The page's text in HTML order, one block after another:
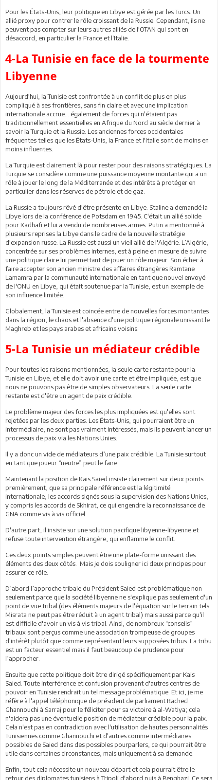
Pour les États-Unis, leur politique en Libye est gérée par les Turcs. Un
allié proxy pour contrer le rôle croissant de la Russie. Cependant, ils ne
peuvent pas compter sur leurs autres alliés de l'OTAN qui sont en
désaccord, en particulier la France et l'Italie.
4-La Tunisie en face de la tourmente
Libyenne
Aujourd'hui, la Tunisie est confrontée à un conflit de plus en plus
compliqué à ses frontières, sans fin claire et avec une implication
internationale accrue… également de forces qui n'étaient pas
traditionnellement essentielles en Afrique du Nord au siècle dernier à
savoir la Turquie et la Russie. Les anciennes forces occidentales
fréquentes telles que les États-Unis, la France et l'Italie sont de moins en
moins influentes.
La Turquie est clairement là pour rester pour des raisons stratégiques. La
Turquie se considère comme une puissance moyenne montante qui a un
rôle à jouer le long de la Méditerranée et des intérêts à protéger en
particulier dans les réserves de pétrole et de gaz.
La Russie a toujours rêvé d'être présente en Libye. Staline a demandé la
Libye lors de la conférence de Potsdam en 1945. C'était un allié solide
pour Kadhafi et lui a vendu de nombreuses armes. Putin a mentionné à
plusieurs reprises la Libye dans le cadre de la nouvelle stratégie
d'expansion russe. La Russie est aussi un vieil allié de l'Algérie. L’Algérie,
concentrée sur ses problèmes internes, est à peine en mesure de suivre
une politique claire lui permettant de jouer un rôle majeur. Son échec à
faire accepter son ancien ministre des affaires étrangères Ramtane
Lamamra par la communauté internationale en tant que nouvel envoyé
de l'ONU en Libye, qui était soutenue par la Tunisie, est un exemple de
son influence limitée.
Globalement, la Tunisie est coincée entre de nouvelles forces montantes
dans la région, le chaos et l'absence d'une politique régionale unissant le
Maghreb et les pays arabes et africains voisins.
5-La Tunisie un médiateur crédible
Pour toutes les raisons mentionnées, la seule carte restante pour la
Tunisie en Libye, et elle doit avoir une carte et être impliquée, est que
nous ne pouvons pas être de simples observateurs. La seule carte
restante est d'être un agent de paix crédible.
Le problème majeur des forces les plus impliquées est qu'elles sont
rejetées par les deux parties. Les États-Unis, qui pourraient être un
intermédiaire, ne sont pas vraiment intéressés, mais ils peuvent lancer un
processus de paix via les Nations Unies.
Il y a donc un vide de médiateurs d’une paix crédible. La Tunisie surtout
en tant que joueur “neutre” peut le faire.
Maintenant la position de Kais Saied insiste clairement sur deux points:
premièrement, que sa principale référence est la légitimité
internationale, les accords signés sous la supervision des Nations Unies,
y compris les accords de Skhirat, ce qui engendre la reconnaissance de
GNA comme vis à vis officiel.
D'autre part, il insiste sur une solution pacifique libyenne-libyenne et
refuse toute intervention étrangère, qui enflamme le conflit.
Ces deux points simples peuvent être une plate-forme unissant des
éléments des deux côtés. Mais je dois souligner ici deux principes pour
assurer ce rôle.
D’abord l’approche tribale du Président Saied est problématique non
seulement parce que la société libyenne ne s'explique pas seulement d'un
point de vue tribal (des éléments majeurs de l'équation sur le terrain tels
Misrata ne peut pas être réduit à un agent tribal) mais aussi parce qu'il
est difficile d'avoir un vis à vis tribal. Ainsi, de nombreux “conseils”
tribaux sont perçus comme une association trompeuse de groupes
d'intérêt plutôt que comme représentant leurs supposées tribus. La tribu
est un facteur essentiel mais il faut beaucoup de prudence pour
l’approcher.
Ensuite que cette politique doit être dirigé spécifiquement par Kais
Saied. Toute interférence et confusion provenant d'autres centres de
pouvoir en Tunisie rendrait un tel message problématique. Et ici, je me
réfère à l'appel téléphonique de président de parliament Rached
Ghannouchi à Sarraj pour le féliciter pour sa victoire à al-Watiya; cela
n'aidera pas une éventuelle position de médiateur crédible pour la paix.
Cela n'est pas en contradiction avec l'utilisation de hautes personnalités
Tunisiennes comme Ghannouchi et d'autres comme intermédiaires
possibles de Saied dans des possibles pourparlers, ce qui pourrait être
utile dans certaines circonstances, mais uniquement à sa demande.
Enfin, tout cela nécessite un nouveau départ et cela pourrait être le
retour des diplomates tunisiens à Tripoli d'abord puis à Benghazi. Ce sera